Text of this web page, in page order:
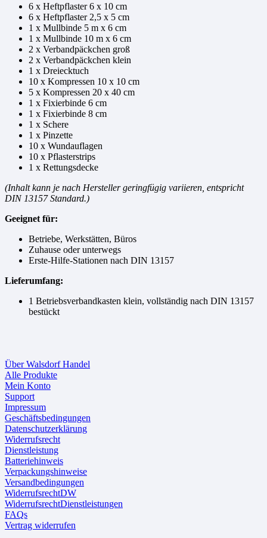
6 x Heftpflaster 6 x 10 cm
6 x Heftpflaster 2,5 x 5 cm
1 x Mullbinde 5 m x 6 cm
1 x Mullbinde 10 m x 6 cm
2 x Verbandpäckchen groß
2 x Verbandpäckchen klein
1 x Dreiecktuch
10 x Kompressen 10 x 10 cm
5 x Kompressen 20 x 40 cm
1 x Fixierbinde 6 cm
1 x Fixierbinde 8 cm
1 x Schere
1 x Pinzette
10 x Wundauflagen
10 x Pflasterstrips
1 x Rettungsdecke
(Inhalt kann je nach Hersteller geringfügig variieren, entspricht
DIN 13157 Standard.)
Geeignet für:
Betriebe, Werkstätten, Büros
Zuhause oder unterwegs
Erste-Hilfe-Stationen nach DIN 13157
Lieferumfang:
1 Betriebsverbandkasten klein, vollständig nach DIN 13157
bestückt
Über Walsdorf Handel
Alle Produkte
Mein Konto
Support
Impressum
Geschäftsbedingungen
Datenschutzerklärung
Widerrufsrecht
Dienstleistung
Batteriehinweis
Verpackungshinweise
Versandbedingungen
WiderrufsrechtDW
WiderrufsrechtDienstleistungen
FAQs
Vertrag widerrufen